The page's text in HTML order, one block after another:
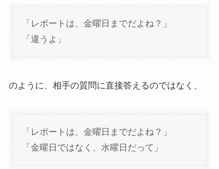
「レポートは、金曜日までだよね？」
「違うよ」
のように、相手の質問に直接答えるのではなく、
「レポートは、金曜日までだよね？」
「金曜日ではなく、水曜日だって」